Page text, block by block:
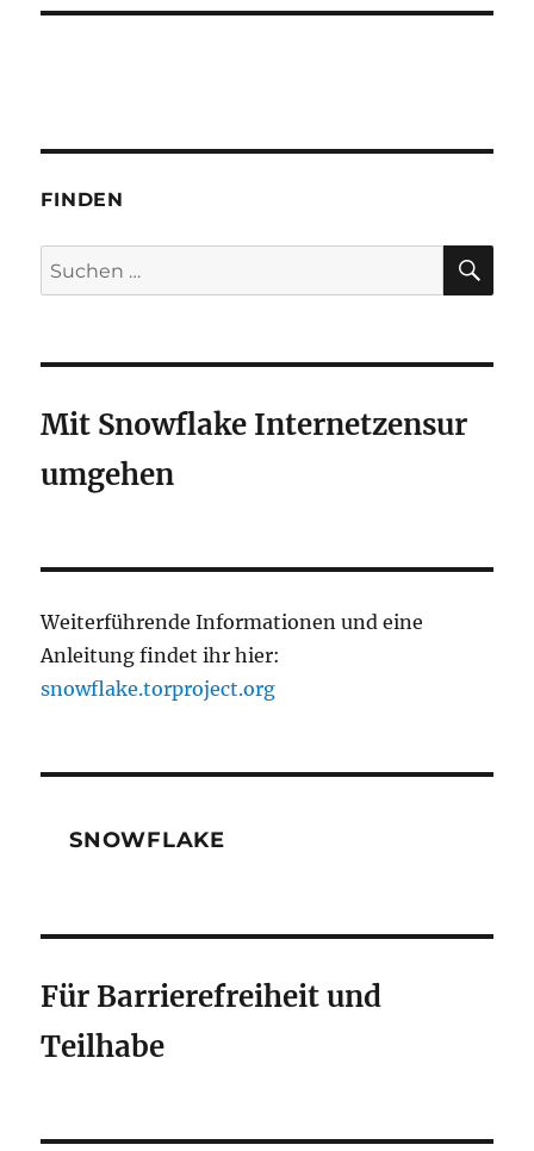
FINDEN
Suchen
nach:
Mit Snowflake Internetzensur
umgehen
Weiterführende Informationen und eine
Anleitung findet ihr hier:
snowflake.torproject.org
SNOWFLAKE
Für Barrierefreiheit und
Teilhabe